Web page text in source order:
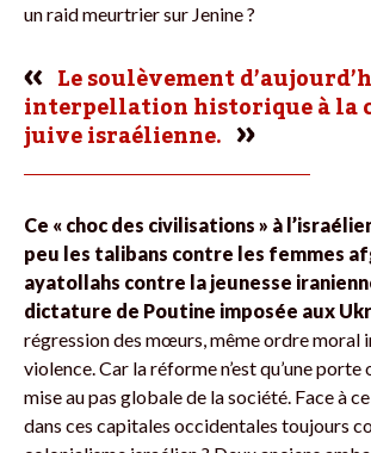
un raid meurtrier sur Jenine ?
Le soulèvement
interpellation historique à la
juive israélienne.
Ce « choc des civilisations » à
peu les talibans contre les femmes
ayatollahs contre la jeunesse
dictature de Poutine imposée aux
régression des mœurs, même ordre moral
violence. Car la réforme n’est qu’une porte
mise au pas globale de la société. Face à
dans ces capitales occidentales toujours